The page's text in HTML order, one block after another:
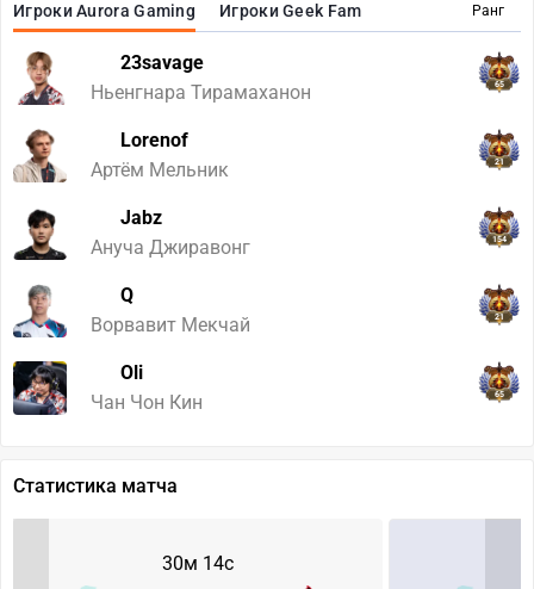
Ранг
Игроки Aurora Gaming Игроки Geek Fam
23savage
Ньенгнара Тирамаханон
65
Lorenof
Артём Мельник
21
Jabz
Ануча Джиравонг
154
Q
Ворвавит Мекчай
21
Oli
Чан Чон Кин
65
Статистика матча
30м 14с